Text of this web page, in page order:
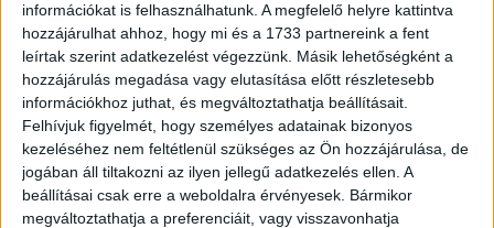
információkat is felhasználhatunk. A megfelelő helyre kattintva
hozzájárulhat ahhoz, hogy mi és a 1733 partnereink a fent
leírtak szerint adatkezelést végezzünk. Másik lehetőségként a
hozzájárulás megadása vagy elutasítása előtt részletesebb
információkhoz juthat, és megváltoztathatja beállításait.
Felhívjuk figyelmét, hogy személyes adatainak bizonyos
kezeléséhez nem feltétlenül szükséges az Ön hozzájárulása, de
jogában áll tiltakozni az ilyen jellegű adatkezelés ellen. A
beállításai csak erre a weboldalra érvényesek. Bármikor
megváltoztathatja a preferenciáit, vagy visszavonhatja
jelent meg. A Csapót ábrázoló rézmetszetű címkép
Andreas Trtina munkája.
1t.+305+(35)p.
Javított gerincű, korabeli kartonkötésben. Second edition
of this description of medicinal herbs. In restored
contemporary hardpaper binding.